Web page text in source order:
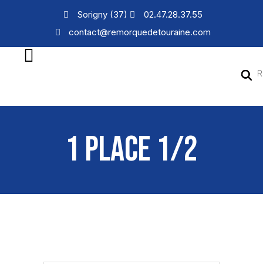
Sorigny (37)
02.47.28.37.55
contact@remorquedetouraine.com
1 PLACE 1/2